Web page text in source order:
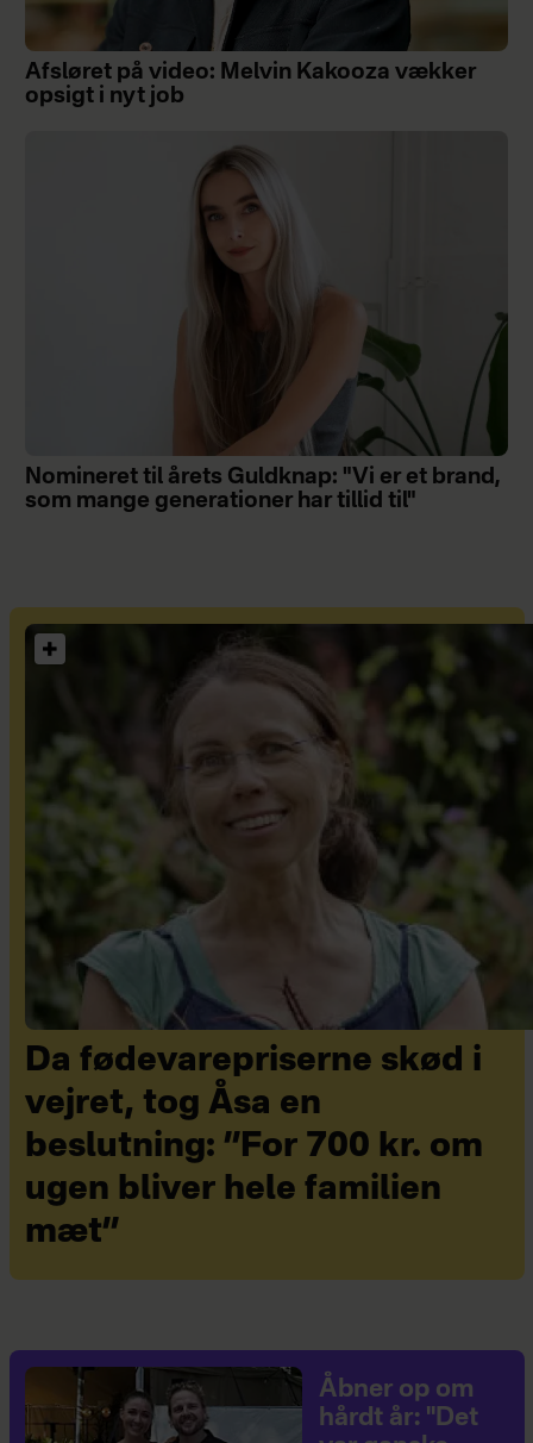
Afsløret på video: Melvin Kakooza vækker
opsigt i nyt job
Nomineret til årets Guldknap: "Vi er et brand,
som mange generationer har tillid til"
Da fødevarepriserne skød i
vejret, tog Åsa en
beslutning: ”For 700 kr. om
ugen bliver hele familien
mæt”
Åbner op om
hårdt år: "Det